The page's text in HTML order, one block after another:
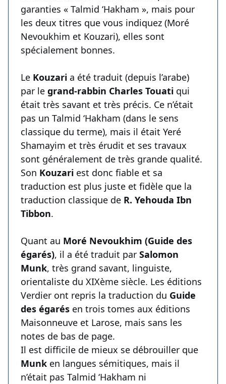
garanties « Talmid ‘Hakham », mais pour
les deux titres que vous indiquez (Moré
Nevoukhim et Kouzari), elles sont
spécialement bonnes.
Le Kouzari a été traduit (depuis l’arabe)
par le grand-rabbin Charles Touati qui
était très savant et très précis. Ce n’était
pas un Talmid ‘Hakham (dans le sens
classique du terme), mais il était Yeré
Shamayim et très érudit et ses travaux
sont généralement de très grande qualité.
Son Kouzari est donc fiable et sa
traduction est plus juste et fidèle que la
traduction classique de R. Yehouda Ibn
Tibbon.
Quant au Moré Nevoukhim (Guide des
égarés), il a été traduit par Salomon
Munk, très grand savant, linguiste,
orientaliste du XIXème siècle. Les éditions
Verdier ont repris la traduction du Guide
des égarés en trois tomes aux éditions
Maisonneuve et Larose, mais sans les
notes de bas de page.
Il est difficile de mieux se débrouiller que
Munk en langues sémitiques, mais il
n’était pas Talmid ‘Hakham ni